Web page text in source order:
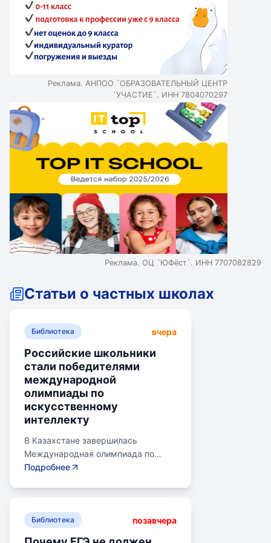
профориентации для учеников с 6-го по 11-й класс.
Реклама. АНПОО `ОБРАЗОВАТЕЛЬНЫЙ ЦЕНТР
`УЧАСТИЕ`. ИНН 7804070297
Реклама. ОЦ `ЮФёст`. ИНН 7707082829
Статьи о частных школах
Библиотека вчера
Российские школьники
стали победителями
международной
олимпиады по
искусственному
интеллекту
В Казахстане завершилась
Международная олимпиада по
искусственному интеллекту.
бронзовую медаль. Олимпиада
Подробнее
Библиотека позавчера